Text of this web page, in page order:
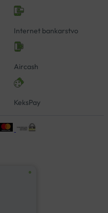
Internet bankarstvo
Aircash
KeksPay